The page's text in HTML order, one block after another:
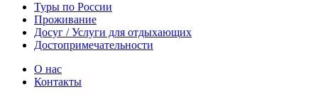
Туры по России
Проживание
Досуг / Услуги для отдыхающих
Достопримечательности
О нас
Контакты